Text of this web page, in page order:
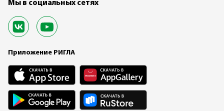
Мы в социальных сетях
Приложение РИГЛА